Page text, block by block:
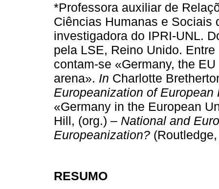
*Professora auxiliar de
Ciências Humanas e Sociais
investigadora do IPRI-UNL.
pela LSE, Reino Unido.
contam-se «Germany, the
arena». In Charlotte
Europeanization of
«Germany in the European
Hill, (org.) – National and
Europeanization?
RESUMO